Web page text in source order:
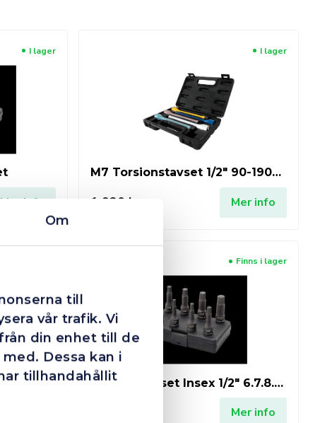
Om
till
vår trafik. Vi
din enhet till de
Dessa kan i
tillhandahållit
I lager
Mer info
I lager
M7 Torsionstavset 1/2" 90-190Nm
1 920 kr Mer info
Finns i lager
M7 Krafthylset Insex 1/2" 6.7.8.10.12.14.17.19mm
Mer info